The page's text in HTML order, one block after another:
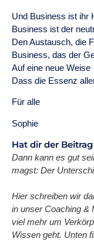
Und Business ist ihr
Business ist der
Den Austausch, die
Business, das der
Auf eine neue Weise
Dass die Essenz
Für alle
Sophie
Hat dir der
Dann kann es gut
magst: Der
Hier schreiben wir
in unser Coaching &
viel mehr um
Wissen geht. Unten